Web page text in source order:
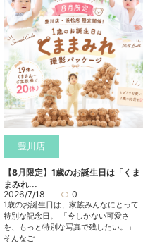
豊川店
【8月限定】1歳のお誕生日は「くま
まみれ...
2026/7/18
0
1歳のお誕生日は、家族みんなにとって
特別な記念日。 「今しかない可愛さ
を、もっと特別な写真で残したい。」
そんなご